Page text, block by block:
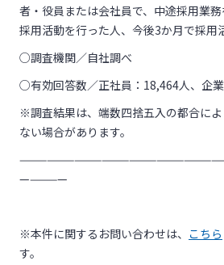
者・役員または会社員で、中途採用業
採用活動を行った人、今後3か月で採用
○調査機関／自社調べ
○有効回答数／正社員：18,464人、企
※調査結果は、端数四捨五入の都合に
ない場合があります。
—————
※本件に関するお問い合わせは、 こちら
す。